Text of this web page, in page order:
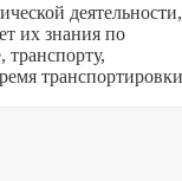
их знания по
транспорту,